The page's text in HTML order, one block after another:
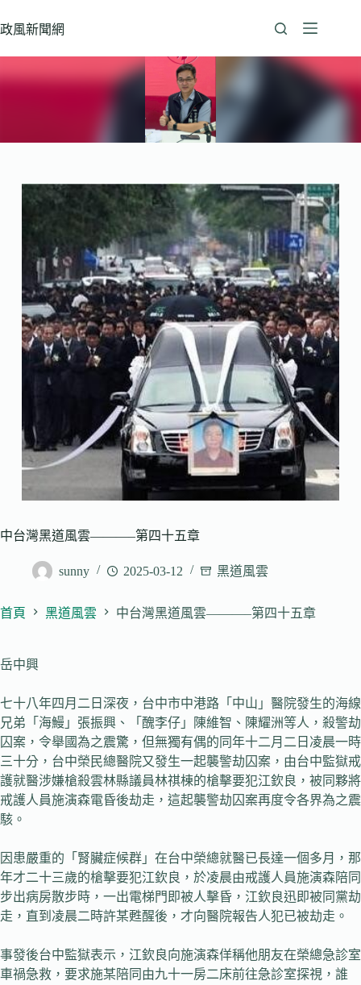
至
政風新聞網
中台灣黑道風雲———–第四十五章
sunny 2025-03-12 黑道風雲
首頁 黑道風雲 中台灣黑道風雲———–第四十五章
岳中興
七十八年四月二日深夜，台中市中港路「中山」醫院發生的海線
兄弟「海鰻」張振興、「醜李仔」陳維智、陳耀洲等人，殺警劫
囚案，令舉國為之震驚，但無獨有偶的同年十二月二日凌晨一時
三十分，台中榮民總醫院又發生一起襲警劫囚案，由台中監獄戒
護就醫涉嫌槍殺雲林縣議員林祺棟的槍擊要犯江欽良，被同夥將
戒護人員施演森電昏後劫走，這起襲警劫囚案再度令各界為之震
駭。
因患嚴重的「腎臟症候群」在台中榮總就醫已長達一個多月，那
年才二十三歲的槍擊要犯江欽良，於凌晨由戒護人員施演森陪同
步出病房散步時，一出電梯門即被人擊昏，江欽良迅即被同黨劫
走，直到凌晨二時許某甦醒後，才向醫院報告人犯已被劫走。
事發後台中監獄表示，江欽良向施演森佯稱他朋友在榮總急診室
車禍急救，要求施某陪同由九十一房二床前往急診室探視，誰